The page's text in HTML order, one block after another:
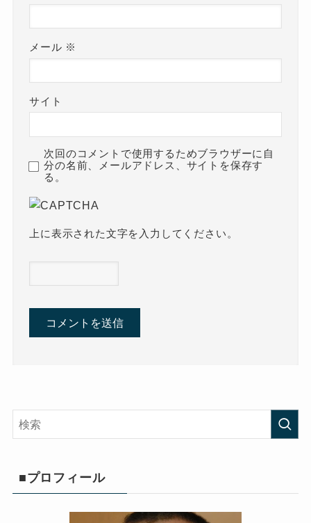
メール ※
サイト
次回のコメントで使用するためブラウザーに自
分の名前、メールアドレス、サイトを保存す
る。
上に表示された文字を入力してください。
■プロフィール